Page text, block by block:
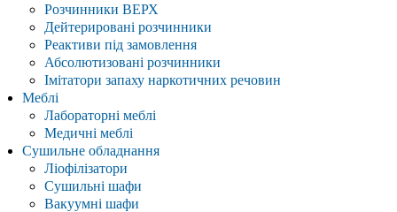
Розчинники ВЕРХ
Дейтерировані розчинники
Реактиви під замовлення
Абсолютизовані розчинники
Імітатори запаху наркотичних речовин
Меблі
Лабораторні меблі
Медичні меблі
Сушильне обладнання
Ліофілізатори
Сушильні шафи
Вакуумні шафи